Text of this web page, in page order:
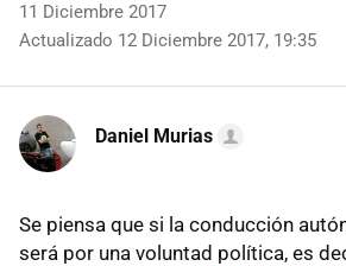
11 Diciembre 2017
Actualizado 12 Diciembre 2017, 19:35
Daniel Murias
Se piensa que si la conducción
será por una voluntad política, es